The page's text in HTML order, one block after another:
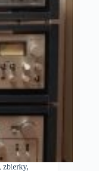
zbierky,